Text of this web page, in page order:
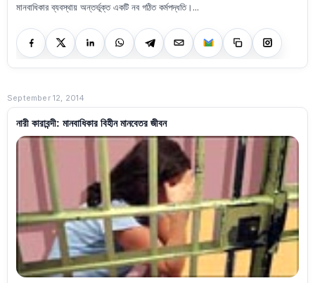
মানবাধিকার ব্যবস্থায় অন্তর্ভূক্ত একটি নব গঠিত কর্মপদ্ধতি।...
September 12, 2014
নারী কারাবন্দী: মানবাধিকার বিহীন মানবেতর জীবন